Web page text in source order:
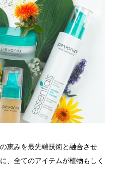
恵みを最先端技術と融合させ
、全てのアイテムが植物もしく